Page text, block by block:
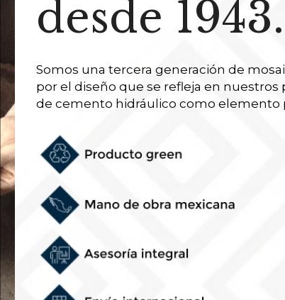
Somos una tercera generación de
por el diseño que se refleja en nuestros